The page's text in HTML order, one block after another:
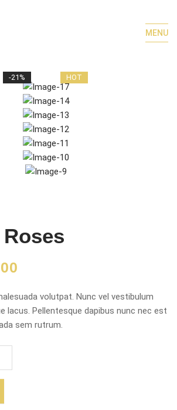
MENU
-21% HOT
Roses
volutpat. Nunc vel vestibulum
lacus. Pellentesque dapibus nunc nec est
sem rutrum.